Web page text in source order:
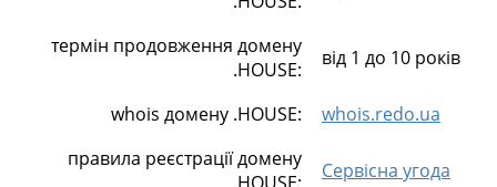
термін продовження домену
.HOUSE:
від 1 до 10 років
whois домену .HOUSE:
whois.redo.ua
правила реєстрації домену
Сервісна угода